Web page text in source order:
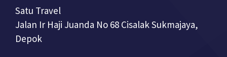
Satu Travel
Jalan Ir Haji Juanda No 68 Cisalak Sukmajaya,
Depok